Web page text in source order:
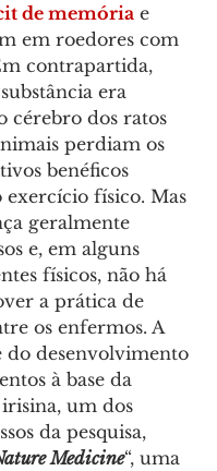
de memória e
em roedores com
contrapartida,
era
cérebro dos ratos
perdiam os
benéficos
exercício físico. Mas
geralmente
e, em alguns
físicos, não há
a prática de
os enfermos. A
do desenvolvimento
à base da
um dos
da pesquisa,
Medicine“, uma